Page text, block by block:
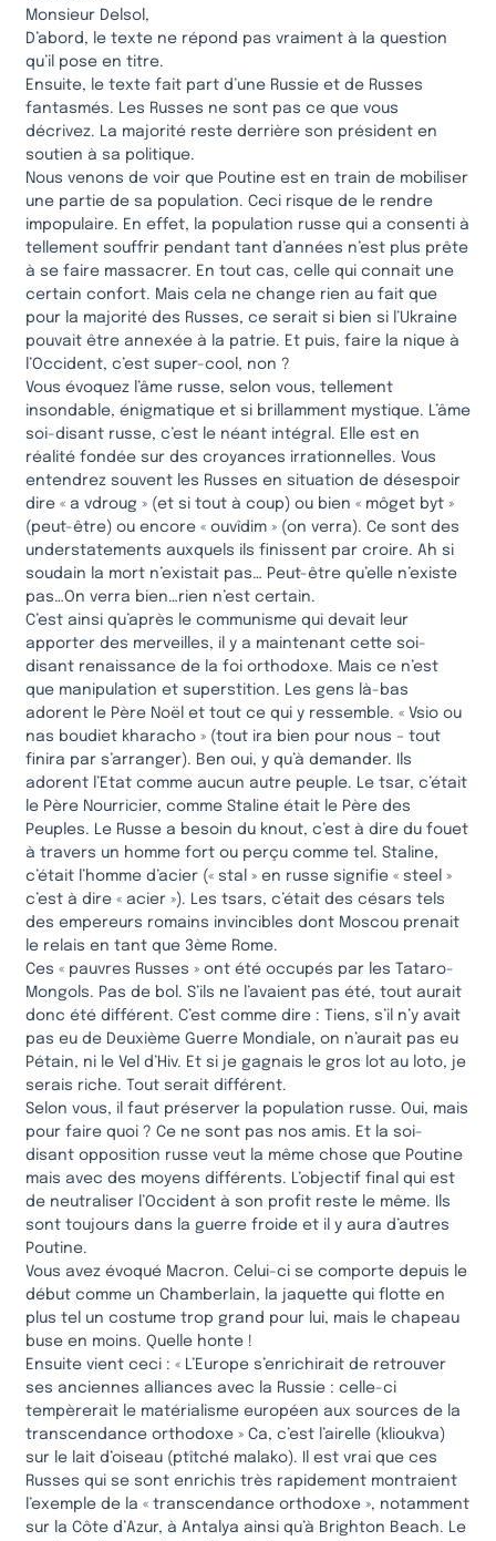
Monsieur Delsol,
D’abord, le texte ne répond pas vraiment à la question
qu’il pose en titre.
Ensuite, le texte fait part d’une Russie et de Russes
fantasmés. Les Russes ne sont pas ce que vous
décrivez. La majorité reste derrière son président en
soutien à sa politique.
Nous venons de voir que Poutine est en train de mobiliser
une partie de sa population. Ceci risque de le rendre
impopulaire. En effet, la population russe qui a consenti à
tellement souffrir pendant tant d’années n’est plus prête
à se faire massacrer. En tout cas, celle qui connait une
certain confort. Mais cela ne change rien au fait que
pour la majorité des Russes, ce serait si bien si l’Ukraine
pouvait être annexée à la patrie. Et puis, faire la nique à
l’Occident, c’est super-cool, non ?
Vous évoquez l’âme russe, selon vous, tellement
insondable, énigmatique et si brillamment mystique. L’âme
soi-disant russe, c’est le néant intégral. Elle est en
réalité fondée sur des croyances irrationnelles. Vous
entendrez souvent les Russes en situation de désespoir
dire « a vdroug » (et si tout à coup) ou bien « môget byt »
(peut-être) ou encore « ouvîdim » (on verra). Ce sont des
understatements auxquels ils finissent par croire. Ah si
soudain la mort n’existait pas… Peut-être qu’elle n’existe
pas…On verra bien…rien n’est certain.
C’est ainsi qu’après le communisme qui devait leur
apporter des merveilles, il y a maintenant cette soi-
disant renaissance de la foi orthodoxe. Mais ce n’est
que manipulation et superstition. Les gens là-bas
adorent le Père Noël et tout ce qui y ressemble. « Vsio ou
nas boudiet kharacho » (tout ira bien pour nous – tout
finira par s’arranger). Ben oui, y qu’à demander. Ils
adorent l’Etat comme aucun autre peuple. Le tsar, c’était
le Père Nourricier, comme Staline était le Père des
Peuples. Le Russe a besoin du knout, c’est à dire du fouet
à travers un homme fort ou perçu comme tel. Staline,
c’était l’homme d’acier (« stal » en russe signifie « steel »
c’est à dire « acier »). Les tsars, c’était des césars tels
des empereurs romains invincibles dont Moscou prenait
le relais en tant que 3ème Rome.
Ces « pauvres Russes » ont été occupés par les Tataro-
Mongols. Pas de bol. S’ils ne l’avaient pas été, tout aurait
donc été différent. C’est comme dire : Tiens, s’il n’y avait
pas eu de Deuxième Guerre Mondiale, on n’aurait pas eu
Pétain, ni le Vel d’Hiv. Et si je gagnais le gros lot au loto, je
serais riche. Tout serait différent.
Selon vous, il faut préserver la population russe. Oui, mais
pour faire quoi ? Ce ne sont pas nos amis. Et la soi-
disant opposition russe veut la même chose que Poutine
mais avec des moyens différents. L’objectif final qui est
de neutraliser l’Occident à son profit reste le même. Ils
sont toujours dans la guerre froide et il y aura d’autres
Poutine.
Vous avez évoqué Macron. Celui-ci se comporte depuis le
début comme un Chamberlain, la jaquette qui flotte en
plus tel un costume trop grand pour lui, mais le chapeau
buse en moins. Quelle honte !
Ensuite vient ceci : « L’Europe s’enrichirait de retrouver
ses anciennes alliances avec la Russie : celle-ci
tempèrerait le matérialisme européen aux sources de la
transcendance orthodoxe » Ca, c’est l’airelle (klioukva)
sur le lait d’oiseau (ptîtché malako). Il est vrai que ces
Russes qui se sont enrichis très rapidement montraient
l’exemple de la « transcendance orthodoxe », notamment
sur la Côte d’Azur, à Antalya ainsi qu’à Brighton Beach. Le